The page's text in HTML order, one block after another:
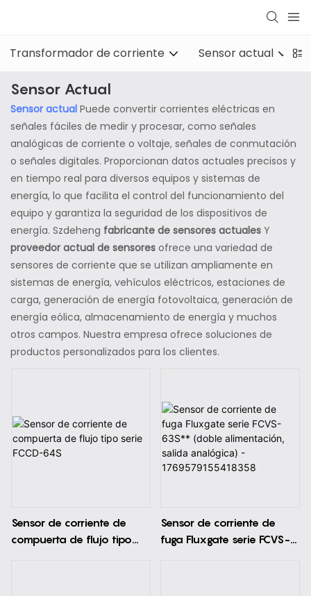
Transformador de corriente Sensor actual
Sensor Actual
Sensor actual Puede convertir corrientes eléctricas en
señales fáciles de medir y procesar, como señales
analógicas de corriente o voltaje, señales de conmutación
o señales digitales. Proporcionan datos actuales precisos y
en tiempo real para diversos equipos y sistemas de
energía, lo que facilita el control del funcionamiento del
equipo y garantiza la seguridad de los dispositivos de
energía. Szdeheng fabricante de sensores actuales Y
proveedor actual de sensores ofrece una variedad de
sensores de corriente que se utilizan ampliamente en
sistemas de energía, vehículos eléctricos, estaciones de
carga, generación de energía fotovoltaica, generación de
energía eólica, almacenamiento de energía y muchos
otros campos. Nuestra empresa ofrece soluciones de
productos personalizados para los clientes.
Sensor de corriente de
compuerta de flujo tipo
Sensor de corriente de
fuga Fluxgate serie FCVS-